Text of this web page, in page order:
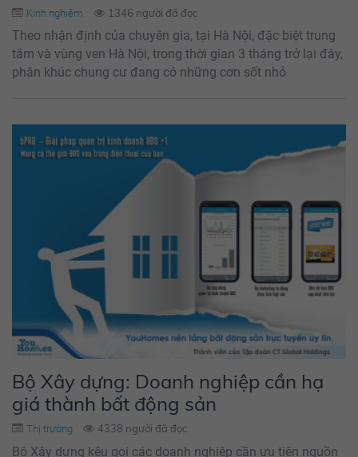
Kinh nghiệm 1346 người đã đọc
Theo nhận định của chuyên gia, tại Hà Nội, đặc biệt trung
tâm và vùng ven Hà Nội, trong thời gian 3 tháng trở lại đây,
phân khúc chung cư đang có những cơn sốt nhỏ
Bộ Xây dựng: Doanh nghiệp cần hạ
giá thành bất động sản
Thị trường 4338 người đã đọc
Bộ Xây dựng kêu gọi các doanh nghiệp cần ưu tiên nguồn